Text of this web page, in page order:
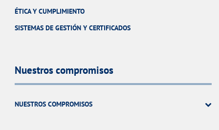
ÉTICA Y CUMPLIMIENTO
SISTEMAS DE GESTIÓN Y CERTIFICADOS
Nuestros compromisos
NUESTROS COMPROMISOS